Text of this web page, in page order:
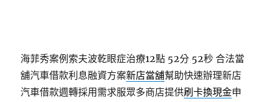
海菲秀案例索夫波乾眼症治療12點 52分 52秒 合法當
舖汽車借款利息融資方案新店當舖幫助快速辦理新店
汽車借款週轉採用需求服眾多商店提供刷卡換現金申